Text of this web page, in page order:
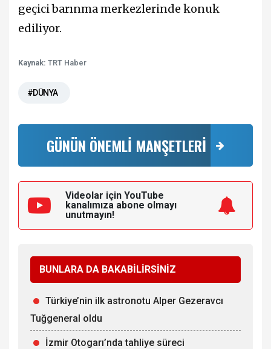
geçici barınma merkezlerinde konuk
ediliyor.
Kaynak: TRT Haber
#DÜNYA
GÜNÜN ÖNEMLİ MANŞETLERİ
Videolar için YouTube
kanalımıza abone olmayı
unutmayın!
BUNLARA DA BAKABİLİRSİNİZ
Türkiye’nin ilk astronotu Alper Gezeravcı
Tuğgeneral oldu
İzmir Otogarı’nda tahliye süreci